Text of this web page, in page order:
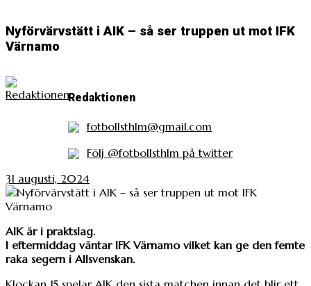
Nyförvärvstätt i AIK – så ser truppen ut mot IFK
Värnamo
Redaktionen
fotbollsthlm@gmail.com
Följ @fotbollsthlm på twitter
31 augusti, 2024
AIK är i praktslag.
I eftermiddag väntar IFK Värnamo vilket kan ge den femte
raka segern i Allsvenskan.